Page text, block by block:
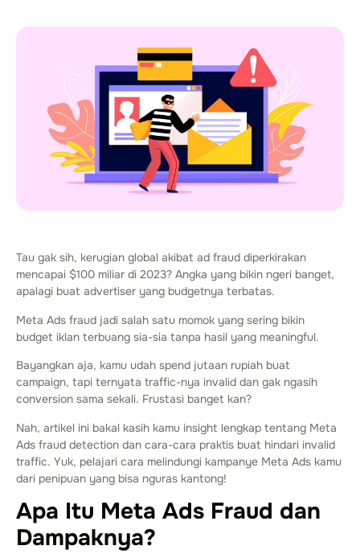
Tau gak sih, kerugian global akibat ad fraud diperkirakan
mencapai $100 miliar di 2023? Angka yang bikin ngeri banget,
apalagi buat advertiser yang budgetnya terbatas.
Meta Ads fraud jadi salah satu momok yang sering bikin
budget iklan terbuang sia-sia tanpa hasil yang meaningful.
Bayangkan aja, kamu udah spend jutaan rupiah buat
campaign, tapi ternyata traffic-nya invalid dan gak ngasih
conversion sama sekali. Frustasi banget kan?
Nah, artikel ini bakal kasih kamu insight lengkap tentang Meta
Ads fraud detection dan cara-cara praktis buat hindari invalid
traffic. Yuk, pelajari cara melindungi kampanye Meta Ads kamu
dari penipuan yang bisa nguras kantong!
Apa Itu Meta Ads Fraud dan
Dampaknya?